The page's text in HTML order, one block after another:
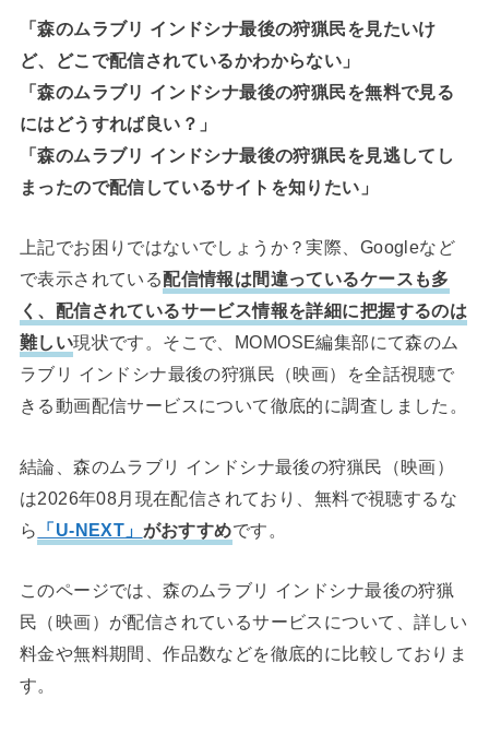
「森のムラブリ インドシナ最後の狩猟民を見たいけ
ど、どこで配信されているかわからない」
「森のムラブリ インドシナ最後の狩猟民を無料で見る
にはどうすれば良い？」
「森のムラブリ インドシナ最後の狩猟民を見逃してし
まったので配信しているサイトを知りたい」
上記でお困りではないでしょうか？実際、Googleなど
で表示されている配信情報は間違っているケースも多
く、配信されているサービス情報を詳細に把握するのは
難しい現状です。そこで、MOMOSE編集部にて森のム
ラブリ インドシナ最後の狩猟民（映画）を全話視聴で
きる動画配信サービスについて徹底的に調査しました。
結論、森のムラブリ インドシナ最後の狩猟民（映画）
は2026年08月現在配信されており、無料で視聴するな
ら
「U-NEXT」 がおすすめです。
このページでは、森のムラブリ インドシナ最後の狩猟
民（映画）が配信されているサービスについて、詳しい
料金や無料期間、作品数などを徹底的に比較しておりま
す。